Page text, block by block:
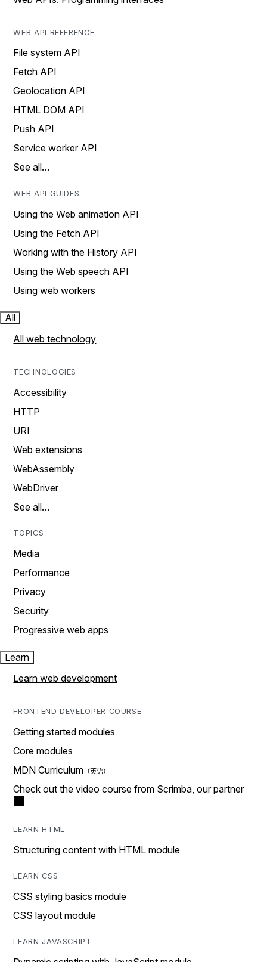
WEB API REFERENCE
File system API
Fetch API
Geolocation API
HTML DOM API
Push API
Service worker API
See all…
WEB API GUIDES
Using the Web animation API
Using the Fetch API
Working with the History API
Using the Web speech API
Using web workers
All
All web technology
TECHNOLOGIES
Accessibility
HTTP
URI
Web extensions
WebAssembly
WebDriver
See all…
TOPICS
Media
Performance
Privacy
Security
Progressive web apps
Learn
Learn web development
FRONTEND DEVELOPER COURSE
Getting started modules
Core modules
MDN Curriculum
Check out the video course from Scrimba, our partner
LEARN HTML
Structuring content with HTML module
LEARN CSS
CSS styling basics module
CSS layout module
LEARN JAVASCRIPT